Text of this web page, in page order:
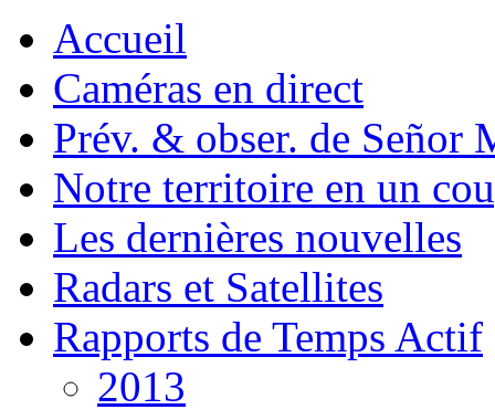
Accueil
Caméras en direct
Prév. & obser. de Señor
Notre territoire en un
Les dernières nouvelles
Radars et Satellites
Rapports de Temps Actif
2013